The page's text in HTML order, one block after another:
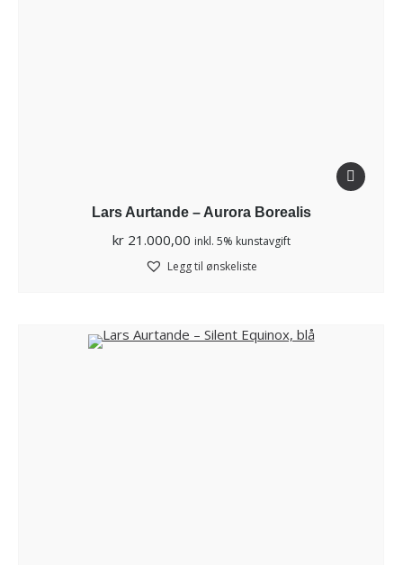
Lars Aurtande – Aurora Borealis
kr21.000,00 inkl. 5% kunstavgift
Legg til ønskeliste